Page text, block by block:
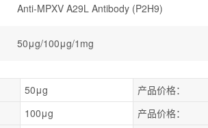
Anti-MPXV A29L Antibody (P2H9)
50μg/100μg/1mg
50μg 产品价格：
100μg 产品价格：